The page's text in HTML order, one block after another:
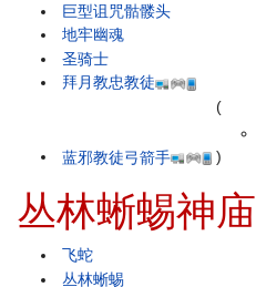
巨型诅咒骷髅头
地牢幽魂
圣骑士
拜月教忠教徒
蓝邪教徒弓箭手
(
)
丛林蜥蜴神庙
飞蛇
丛林蜥蜴